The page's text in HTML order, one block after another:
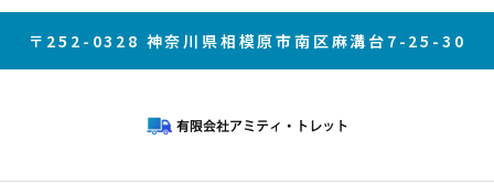
〒252-0328 神奈川県相模原市南区麻溝台7-25-30